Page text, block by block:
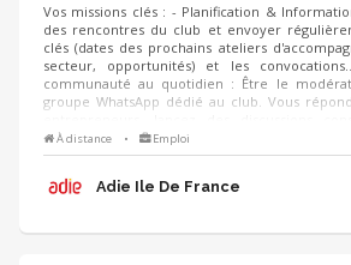
Vos missions clés : - Planification &
des rencontres du club et envoyer
clés (dates des prochains ateliers
secteur, opportunités) et les
communauté au quotidien : Être le
groupe WhatsApp dédié au club. Vous
l'entraide entre les membres. - Suivi et
d'engagement des membres du club,
nouvelles thématiques de rencontres.
À distance • Emploi
Adie Ile De France